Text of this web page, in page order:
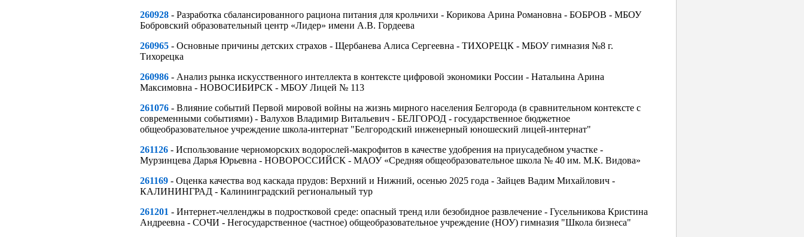
260928 - Разработка сбалансированного рациона питания для крольчихи - Корикова Арина Романовна - БОБРОВ - МБОУ
Бобровский образовательный центр «Лидер» имени А.В. Гордеева
260965 - Основные причины детских страхов - Щербанева Алиса Сергеевна - ТИХОРЕЦК - МБОУ гимназия №8 г.
Тихорецка
260986 - Анализ рынка искусственного интеллекта в контексте цифровой экономики России - Натальина Арина
Максимовна - НОВОСИБИРСК - МБОУ Лицей № 113
261076 - Влияние событий Первой мировой войны на жизнь мирного населения Белгорода (в сравнительном контексте с
современными событиями) - Валухов Владимир Витальевич - БЕЛГОРОД - государственное бюджетное
общеобразовательное учреждение школа-интернат "Белгородский инженерный юношеский лицей-интернат"
261126 - Использование черноморских водорослей-макрофитов в качестве удобрения на приусадебном участке -
Мурзинцева Дарья Юрьевна - НОВОРОССИЙСК - МАОУ «Средняя общеобразовательное школа № 40 им. М.К. Видова»
261169 - Оценка качества вод каскада прудов: Верхний и Нижний, осенью 2025 года - Зайцев Вадим Михайлович -
КАЛИНИНГРАД - Калининградский региональный тур
261201 - Интернет-челленджы в подростковой среде: опасный тренд или безобидное развлечение - Гусельникова Кристина
Андреевна - СОЧИ - Негосударственное (частное) общеобразовательное учреждение (НОУ) гимназия "Школа бизнеса"